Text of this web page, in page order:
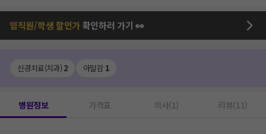
임직원/학생 할인가확인하러 가기 👀
신경치료(치과) 2 아말감 1
병원정보 가격표 의사(1) 리뷰(11)